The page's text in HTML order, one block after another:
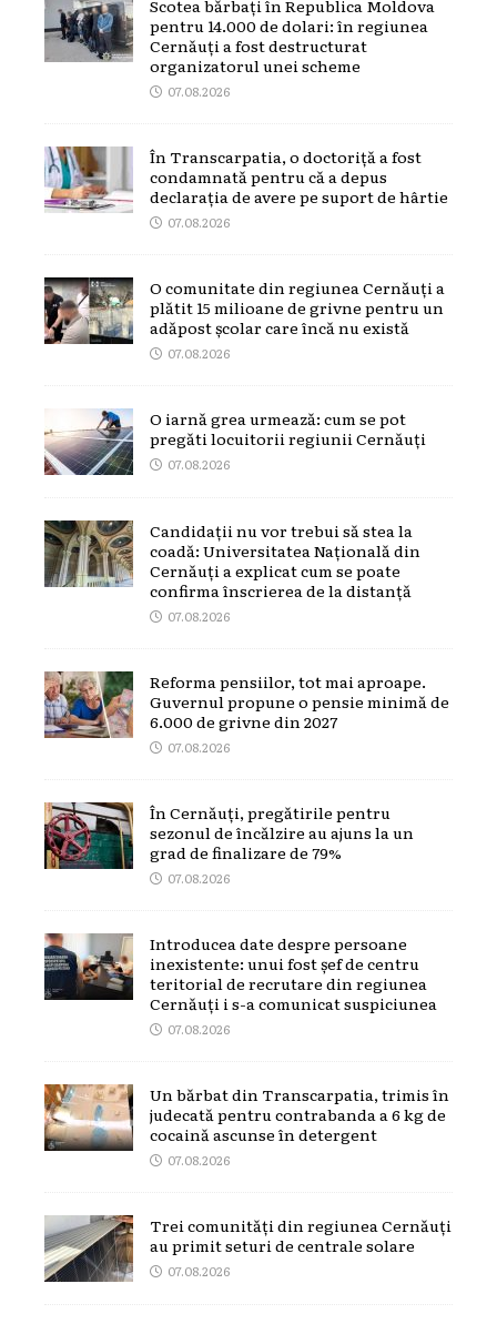
Scotea bărbați în Republica Moldova
pentru 14.000 de dolari: în regiunea
Cernăuți a fost destructurat
organizatorul unei scheme
07.08.2026
În Transcarpatia, o doctoriță a fost
condamnată pentru că a depus
declarația de avere pe suport de hârtie
07.08.2026
O comunitate din regiunea Cernăuți a
plătit 15 milioane de grivne pentru un
adăpost școlar care încă nu există
07.08.2026
O iarnă grea urmează: cum se pot
pregăti locuitorii regiunii Cernăuți
07.08.2026
Candidații nu vor trebui să stea la
coadă: Universitatea Națională din
Cernăuți a explicat cum se poate
confirma înscrierea de la distanță
07.08.2026
Reforma pensiilor, tot mai aproape.
Guvernul propune o pensie minimă de
6.000 de grivne din 2027
07.08.2026
În Cernăuți, pregătirile pentru
sezonul de încălzire au ajuns la un
grad de finalizare de 79%
07.08.2026
Introducea date despre persoane
inexistente: unui fost șef de centru
teritorial de recrutare din regiunea
Cernăuți i s-a comunicat suspiciunea
07.08.2026
Un bărbat din Transcarpatia, trimis în
judecată pentru contrabanda a 6 kg de
cocaină ascunse în detergent
07.08.2026
Trei comunități din regiunea Cernăuți
au primit seturi de centrale solare
07.08.2026